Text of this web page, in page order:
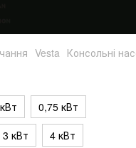
Vesta Консольні
0,75 кВт
3 кВт
4 кВт